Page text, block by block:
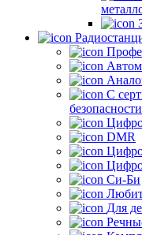
С
безопасности
DMR
Си-Би
Для